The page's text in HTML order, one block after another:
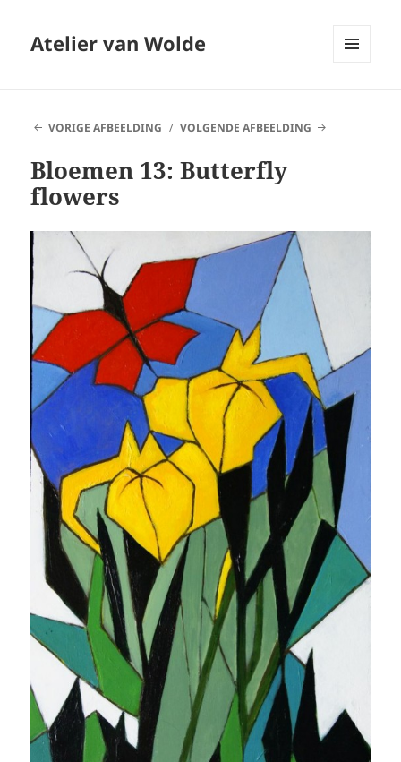
Atelier van Wolde
VORIGE AFBEELDING
VOLGENDE AFBEELDING
Bloemen 13: Butterfly
flowers